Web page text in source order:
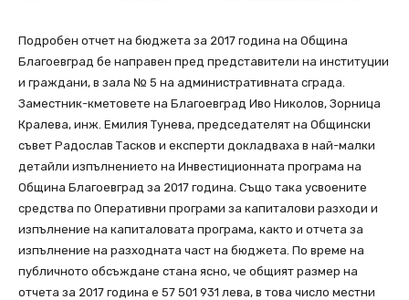
Подробен отчет на бюджета за 2017 година на Община
Благоевград бе направен пред представители на институции
и граждани, в зала № 5 на административната сграда.
Заместник-кметовете на Благоевград Иво Николов, Зорница
Кралева, инж. Емилия Тунева, председателят на Общински
съвет Радослав Тасков и експерти докладваха в най-малки
детайли изпълнението на Инвестиционната програма на
Община Благоевград за 2017 година. Също така усвоените
средства по Оперативни програми за капиталови разходи и
изпълнение на капиталовата програма, както и отчета за
изпълнение на разходната част на бюджета. По време на
публичното обсъждане стана ясно, че общият размер на
отчета за 2017 година е 57 501 931 лева, в това число местни